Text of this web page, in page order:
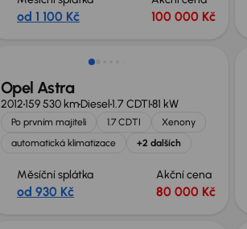
od 1 100 Kč 100 000 Kč
Opel Astra
2012159 530 kmDiesel1.7 CDTI81 kW
Po prvním majiteli 1.7 CDTI
Xenony
automatická klimatizace
+2 dalších
Měsíční splátka
od 930 Kč
Akční cena
80 000 Kč
Zlevněno o 10 000 Kč